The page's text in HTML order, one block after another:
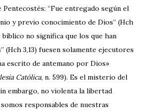
“Fue entregado según el
y previo conocimiento de Dios” (Hch
bíblico no significa que los que han
(Hch 3,13) fuesen solamente ejecutores
escrito de antemano por Dios»
Católica, n. 599). Es el misterio del
embargo, no violenta la libertad
responsables de nuestras